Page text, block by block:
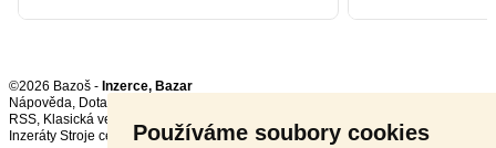
Používáme soubory cookies
©2026 Bazoš - Inzerce, Bazar
Nápověda, Dotazy
RSS,
Inzeráty Stroje celkem:71715 , za 24 hodin:2979